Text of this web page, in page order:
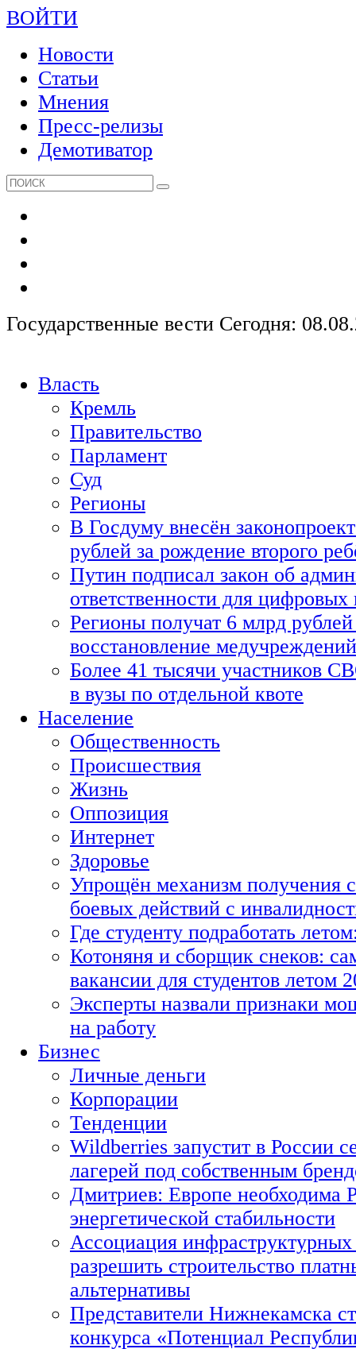
ВОЙТИ
Новости
Статьи
Мнения
Пресс-релизы
Демотиватор
Государственные вести Сегодня:
Власть
Кремль
Правительство
Парламент
Суд
Регионы
В Госдуму внесён
рублей за рождение второго
Путин подписал закон об
ответственности для
Регионы получат 6 млрд рублей
восстановление медучреждений
Более 41 тысячи участников
в вузы по отдельной квоте
Население
Общественность
Происшествия
Жизнь
Оппозиция
Интернет
Здоровье
Упрощён механизм получения
боевых действий с
Где студенту подработать
Котоняня и сборщик снеков:
вакансии для студентов летом
Эксперты назвали признаки
на работу
Бизнес
Личные деньги
Корпорации
Тенденции
Wildberries запустит в России
лагерей под собственным
Дмитриев: Европе необходима
энергетической стабильности
Ассоциация
разрешить строительство
альтернативы
Представители Нижнекамска
конкурса «Потенциал